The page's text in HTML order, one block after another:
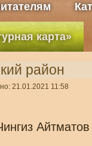
карта»
район
21.01.2021 11:58
Айтматов